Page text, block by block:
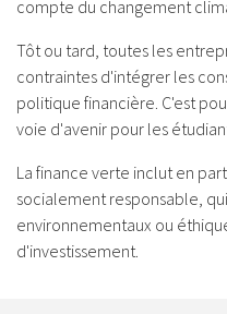
compte du changement
Tôt ou tard, toutes les
contraintes d'intégrer les
politique financière. C'est
voie d'avenir pour les
La finance verte inclut en
socialement responsable,
environnementaux ou
d'investissement.